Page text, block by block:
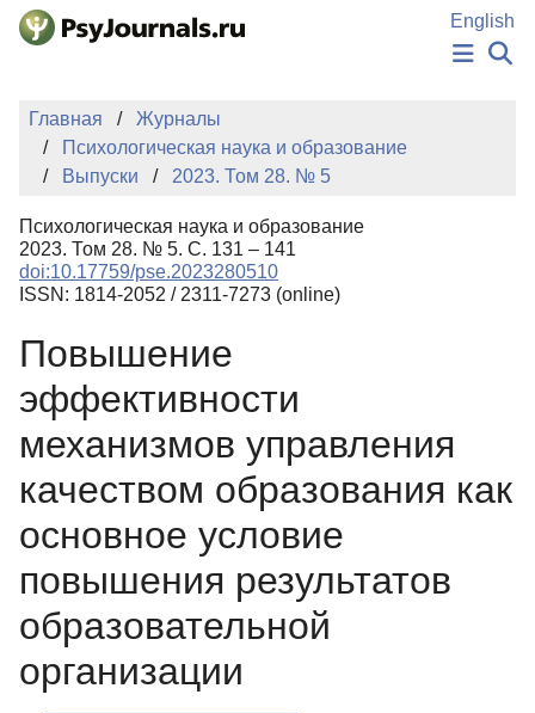
Перейти к основному содержанию
English
НОВОСТИ
ИЗДАНИЯ
АВТОРЫ
БАЗА ЗНАНИЙ
КЛЮЧЕВЫЕ СЛОВА
Регистрация
Главная
Журналы
Психологическая наука и образование
Выпуски
2023. Том 28. № 5
Психологическая наука и образование
2023. Том 28. № 5. С. 131 – 141
doi:10.17759/pse.2023280510
ISSN: 1814-2052 / 2311-7273 (online)
Повышение
эффективности
механизмов управления
качеством образования как
основное условие
повышения результатов
образовательной
организации